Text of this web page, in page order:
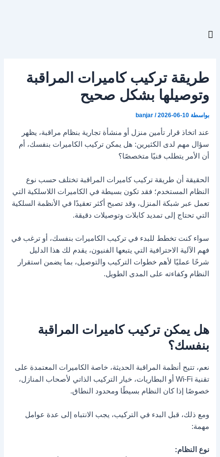
المحتوى
طريقة تركيب كاميرات المراقبة
وتوصيلها بشكل صحيح
بواسطة banjar /2026-06-10
عند اتخاذ قرار تأمين منزل أو منشأة تجارية بنظام مراقبة، يظهر
سؤال مهم لدى الكثيرين: هل يمكن تركيب الكاميرات بنفسك، أم
أن الأمر يتطلب فنيًا متخصصًا؟
الحقيقة أن طريقة تركيب كاميرات المراقبة تختلف حسب نوع
النظام المستخدم؛ فقد تكون بسيطة في الكاميرات اللاسلكية التي
تعمل عبر شبكة المنزل، وقد تصبح أكثر تعقيدًا في الأنظمة السلكية
التي تحتاج إلى تمديد كابلات وتوصيلات دقيقة.
سواء كنت تخطط للبدء في تركيب الكاميرات بنفسك، أو ترغب في
فهم الآلية الاحترافية التي يتبعها الفنيون، يقدم لك هذا الدليل
شرحًا عمليًا لأهم خطوات التركيب والتوصيل، بما يضمن استقرار
النظام وكفاءته على المدى الطويل.
هل يمكن تركيب كاميرات المراقبة
بنفسك؟
نعم، تتيح أنظمة المراقبة الحديثة، خاصة الكاميرات المعتمدة على
تقنية Wi-Fi أو البطاريات، خيار التركيب الذاتي لأصحاب المنازل،
خصوصًا إذا كان النظام بسيطًا ومحدود النطاق.
ومع ذلك، قبل البدء في التركيب، يجب الانتباه إلى عدة عوامل
مهمة:
نوع النظام: